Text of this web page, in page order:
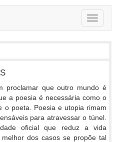
Toggle
proclamar que outro mundo é
a poesia é necessária como o
o poeta. Poesia e utopia rimam
para atravessar o túnel.
oficial que reduz a vida
dos casos se propõe tal